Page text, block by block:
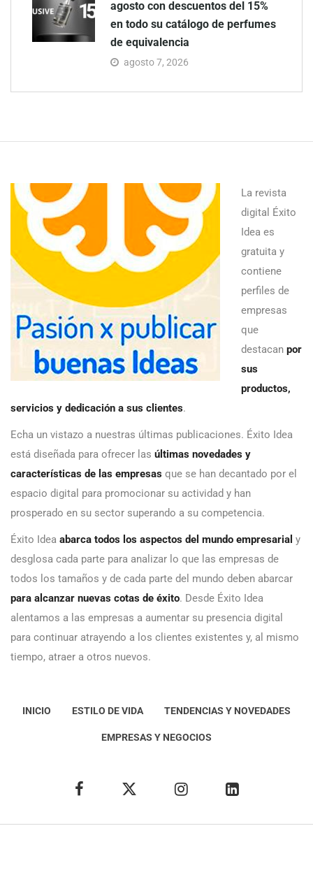
agosto con descuentos del 15%
en todo su catálogo de perfumes
de equivalencia
agosto 7, 2026
La revista
digital Éxito
Idea es
gratuita y
contiene
perfiles de
empresas
que
destacan por
sus
productos,
servicios y dedicación a sus clientes.
Echa un vistazo a nuestras últimas publicaciones. Éxito Idea
está diseñada para ofrecer las últimas novedades y
características de las empresas que se han decantado por el
espacio digital para promocionar su actividad y han
prosperado en su sector superando a su competencia.
Éxito Idea abarca todos los aspectos del mundo empresarial y
desglosa cada parte para analizar lo que las empresas de
todos los tamaños y de cada parte del mundo deben abarcar
para alcanzar nuevas cotas de éxito. Desde Éxito Idea
alentamos a las empresas a aumentar su presencia digital
para continuar atrayendo a los clientes existentes y, al mismo
tiempo, atraer a otros nuevos.
INICIO ESTILO DE VIDA TENDENCIAS Y NOVEDADES
EMPRESAS Y NEGOCIOS